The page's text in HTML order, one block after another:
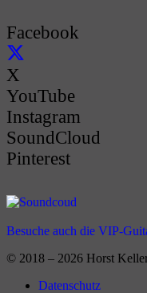
Facebook
X
YouTube
Instagram
SoundCloud
Pinterest
Besuche auch die VIP-
© 2018 – 2026 Horst
Datenschutz